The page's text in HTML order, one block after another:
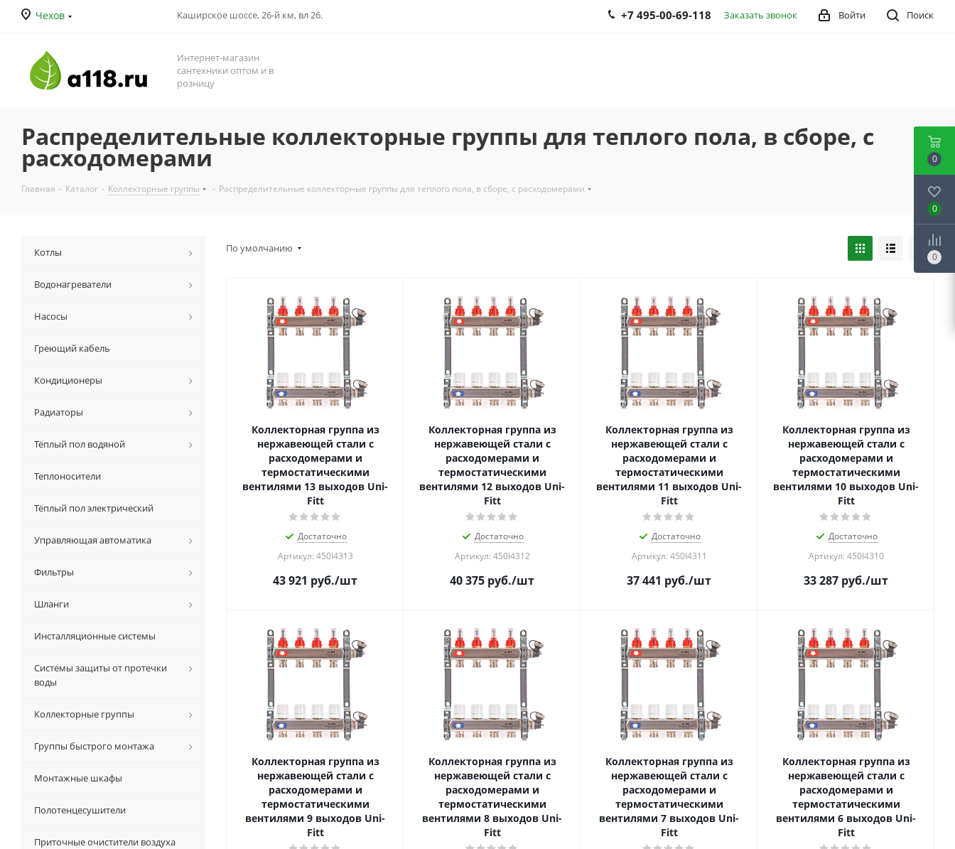
Чехов Каширское шоссе, 26-й км, вл 26. Поиск
Войти
+7 495-00-69-118 Заказать звонок
Интернет-магазин
сантехники оптом и в
розницу
Распределительные коллекторные группы для теплого пола, в сборе, с
расходомерами
Главная - Каталог - Коллекторные группы - Распределительные коллекторные группы для теплого пола, в сборе, с расходомерами
По умолчанию
Коллекторная группа из
нержавеющей стали с
расходомерами и
термостатическими
вентилями 13 выходов Uni-
Fitt
Достаточно
Артикул: 450I4313
43 921 руб./шт
Коллекторная группа из
нержавеющей стали с
расходомерами и
термостатическими
вентилями 12 выходов Uni-
Fitt
Достаточно
Артикул: 450I4312
40 375 руб./шт
Коллекторная группа из
нержавеющей стали с
расходомерами и
термостатическими
вентилями 11 выходов Uni-
Fitt
Достаточно
Артикул: 450I4311
37 441 руб./шт
Коллекторная группа из
нержавеющей стали с
расходомерами и
термостатическими
вентилями 10 выходов Uni-
Fitt
Достаточно
Артикул: 450I4310
33 287 руб./шт
Коллекторная группа из
нержавеющей стали с
расходомерами и
термостатическими
вентилями 9 выходов Uni-
Fitt
Коллекторная группа из
нержавеющей стали с
расходомерами и
термостатическими
вентилями 8 выходов Uni-
Fitt
Коллекторная группа из
нержавеющей стали с
расходомерами и
термостатическими
вентилями 7 выходов Uni-
Fitt
Коллекторная группа из
нержавеющей стали с
расходомерами и
термостатическими
вентилями 6 выходов Uni-
Fitt
Котлы
Водонагреватели
Насосы
Греющий кабель
Кондиционеры
Радиаторы
Тёплый пол водяной
Теплоносители
Тёплый пол электрический
Управляющая автоматика
Фильтры
Шланги
Инсталляционные системы
Системы защиты от протечки
воды
Коллекторные группы
Группы быстрого монтажа
Монтажные шкафы
Полотенцесушители
Приточные очистители воздуха
0
0
0